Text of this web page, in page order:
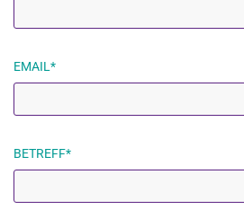
EMAIL*
BETREFF*